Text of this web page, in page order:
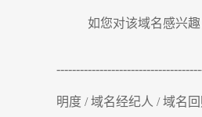
如您对该域名感兴趣
明度 / 域名经纪人 / 域名